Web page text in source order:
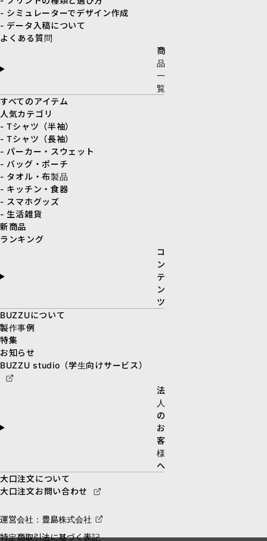
- シミュレーターでデザイン作成
- データ入稿について
よくある質問
商
品
一
覧
すべてのアイテム
人気カテゴリ
- Tシャツ（半袖）
- Tシャツ（長袖）
- パーカー・スウェット
- バッグ・ポーチ
- タオル・布製品
- キッチン・食器
- スマホグッズ
- 生活雑貨
新商品
ランキング
コ
ン
テ
ン
ツ
BUZZUについて
製作事例
特集
お知らせ
BUZZU studio（学生向けサービス）
法
人
の
お
客
様
へ
大口注文について
大口注文お問い合わせ
運営会社：豊島株式会社
特定商取引法に基づく表記